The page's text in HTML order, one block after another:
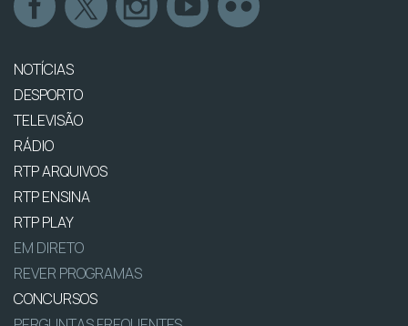
NOTÍCIAS
DESPORTO
TELEVISÃO
RÁDIO
RTP ARQUIVOS
RTP ENSINA
RTP PLAY
EM DIRETO
REVER PROGRAMAS
CONCURSOS